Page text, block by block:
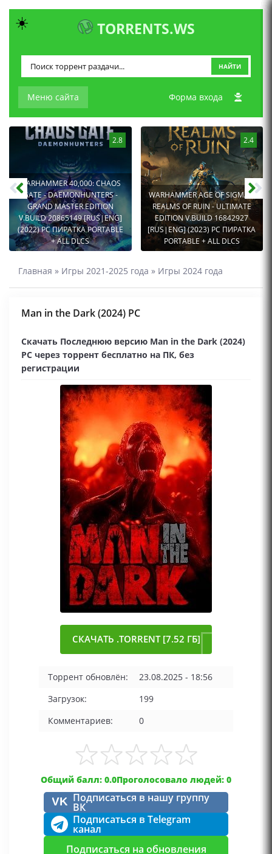
TORRENTS.WS
Меню сайта
НАЙТИ
Форма входа
2.8
WARHAMMER 40,000: CHAOS
GATE - DAEMONHUNTERS -
GRAND MASTER EDITION
V.BUILD 20865149 [RUS|ENG]
(2022) PC ПИРАТКА PORTABLE
+ ALL DLCS
2.4
WARHAMMER AGE OF SIGMAR:
REALMS OF RUIN - ULTIMATE
EDITION V.BUILD 16842927
[RUS|ENG] (2023) PC ПИРАТКА
PORTABLE + ALL DLCS
Главная » Игры 2021-2025 года » Игры 2024 года
Man in the Dark (2024) PC
Скачать Последнюю версию Man in the Dark (2024)
PC через торрент бесплатно на ПК, без
регистрации
СКАЧАТЬ .TORRENT [7.52 ГБ]
Торрент обновлён:
23.08.2025 - 18:56
Загрузок:
199
Комментариев:
0
Общий балл: 0.0Проголосовало людей: 0
VK Подписаться в нашу группу
ВК
Подписаться в Telegram
канал
Подписаться на обновления
☀️